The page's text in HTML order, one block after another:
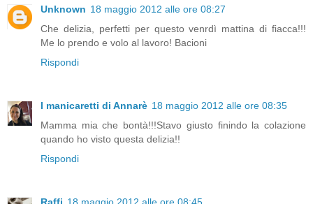
Unknown 18 maggio 2012 alle ore 08:27
Che delizia, perfetti per questo venrdì mattina di fiacca!!!
Me lo prendo e volo al lavoro! Bacioni
Rispondi
I manicaretti di Annarè 18 maggio 2012 alle ore 08:35
Mamma mia che bontà!!!Stavo giusto finindo la colazione
quando ho visto questa delizia!!
Rispondi